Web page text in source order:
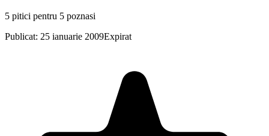
5 pitici pentru 5 poznasi
Publicat: 25 ianuarie 2009Expirat